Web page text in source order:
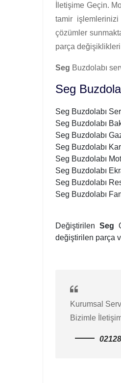
İletişime Geçin.
tamir işlemlerinizi
çözümler
parça
Seg Buzdolabı
Seg
Seg Buzdolabı
Seg Buzdolabı
Seg Buzdolabı
Seg Buzdolabı
Seg Buzdolabı
Seg Buzdolabı
Seg Buzdolabı
Seg Buzdolabı
Değiştirilen Seg
değiştirilen parça
Kurumsal
Bizimle